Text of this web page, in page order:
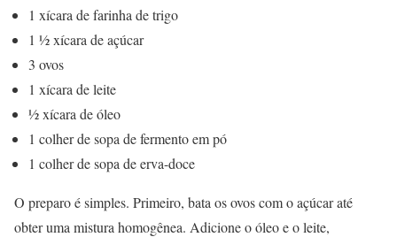
1 xícara de farinha de trigo
1 ½ xícara de açúcar
3 ovos
1 xícara de leite
½ xícara de óleo
1 colher de sopa de fermento em pó
1 colher de sopa de erva-doce
O preparo é simples. Primeiro, bata os ovos com o açúcar até
obter uma mistura homogênea. Adicione o óleo e o leite,